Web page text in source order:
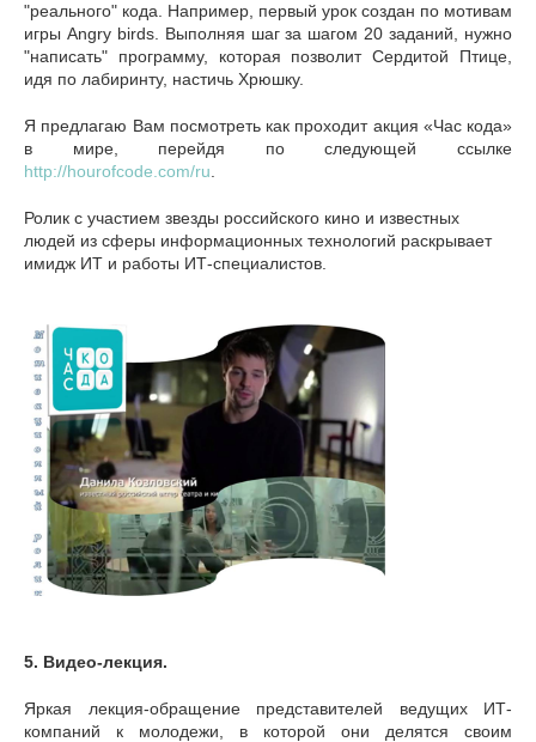
"реального" кода. Например, первый урок создан по мотивам
игры Angry birds. Выполняя шаг за шагом 20 заданий, нужно
"написать" программу, которая позволит Сердитой Птице,
идя по лабиринту, настичь Хрюшку.
Я предлагаю Вам посмотреть как проходит акция «Час кода»
в мире, перейдя по следующей ссылке
http://hourofcode.com/ru
Ролик с участием звезды российского кино и известных
людей из сферы информационных технологий раскрывает
имидж ИТ и работы ИТ-специалистов.
5. Видео-лекция.
Яркая лекция-обращение представителей ведущих ИТ-
компаний к молодежи, в которой они делятся своим